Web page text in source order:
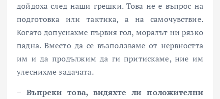
дойдоха след наши грешки. Това не е въпрос на
подготовка или тактика, а на самочувствие.
Когато допуснахме първия гол, моралът ни рязко
падна. Вместо да се възползваме от нервността
им и да продължим да ги притискаме, ние им
улеснихме задачата.
– Въпреки това, видяхте ли положителни